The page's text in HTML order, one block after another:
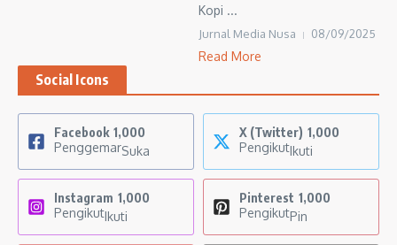
Kopi ...
Jurnal Media Nusa 08/09/2025
Read More
Social Icons
Facebook 1,000
PenggemarSuka
X (Twitter) 1,000
PengikutIkuti
Instagram 1,000
PengikutIkuti
Pinterest 1,000
PengikutPin